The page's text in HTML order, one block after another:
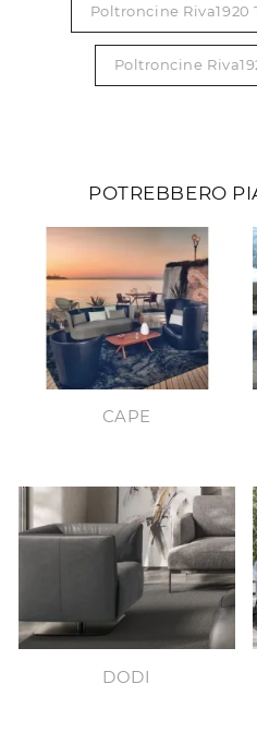
Poltroncine Riva1920
Poltroncine
POTREBBERO
CAPE
DODI